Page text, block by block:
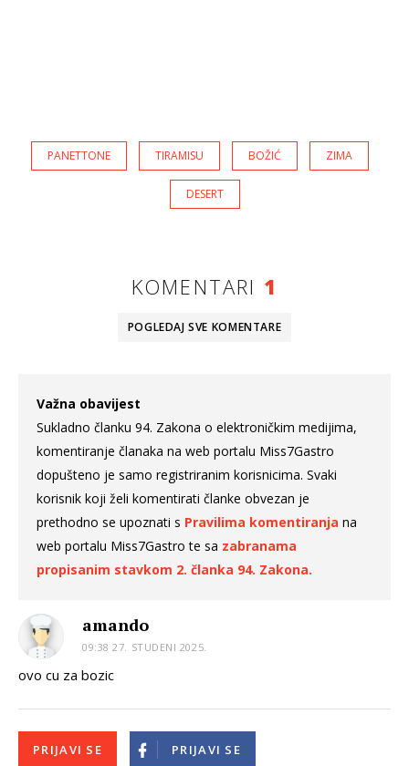
PANETTONE TIRAMISU BOŽIĆ ZIMA
DESERT
KOMENTARI 1
POGLEDAJ SVE KOMENTARE
Važna obavijest
Sukladno članku 94. Zakona o elektroničkim medijima,
komentiranje članaka na web portalu Miss7Gastro
dopušteno je samo registriranim korisnicima. Svaki
korisnik koji želi komentirati članke obvezan je
prethodno se upoznati s Pravilima komentiranja na
web portalu Miss7Gastro te sa zabranama
propisanim stavkom 2. članka 94. Zakona.
amando
09:38 27. STUDENI 2025.
ovo cu za bozic
PRIJAVI SE PRIJAVI SE